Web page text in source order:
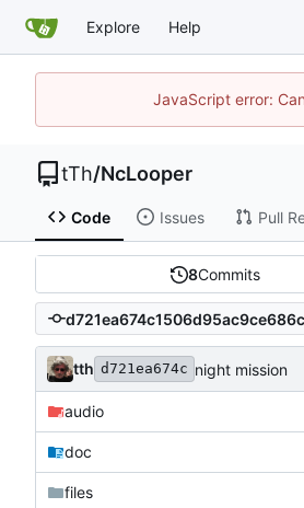
Explore Help
JavaScript error:
tTh/NcLooper
Code Issues Pull
8Commits
tth d721ea674c night mission
audio
doc
files